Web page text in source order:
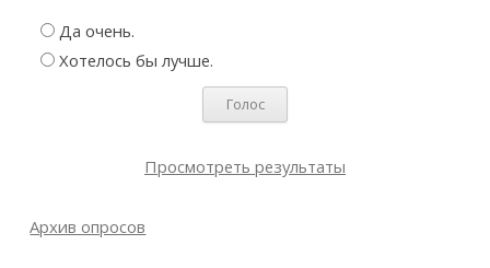
Да очень.
Хотелось бы лучше.
Просмотреть результаты
Архив опросов